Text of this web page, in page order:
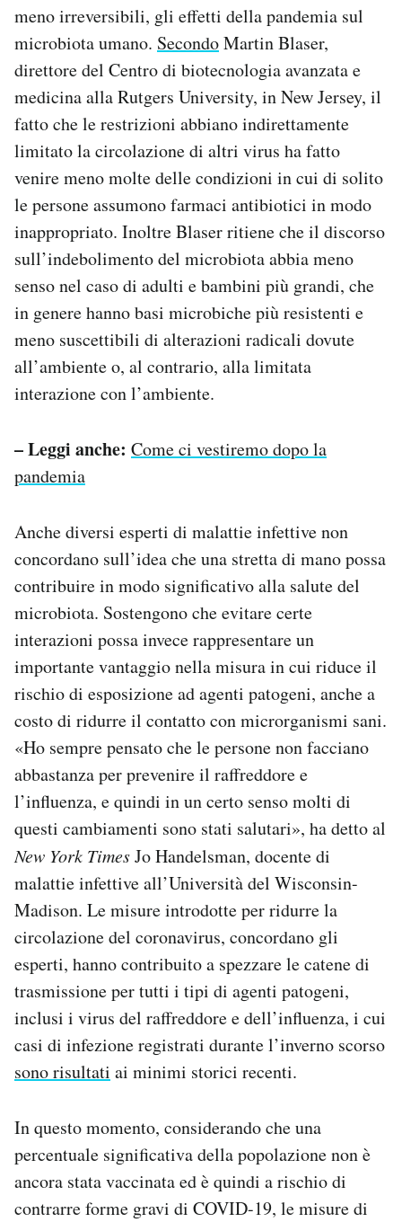
meno irreversibili, gli effetti della pandemia sul
microbiota umano. SecondoMartin Blaser,
direttore del Centro di biotecnologia avanzata e
medicina alla Rutgers University, in New Jersey, il
fatto che le restrizioni abbiano indirettamente
limitato la circolazione di altri virus ha fatto
venire meno molte delle condizioni in cui di solito
le persone assumono farmaci antibiotici in modo
inappropriato. Inoltre Blaser ritiene che il discorso
sull’indebolimento del microbiota abbia meno
senso nel caso di adulti e bambini più grandi, che
in genere hanno basi microbiche più resistenti e
meno suscettibili di alterazioni radicali dovute
all’ambiente o, al contrario, alla limitata
interazione con l’ambiente.
– Leggi anche: Come ci vestiremo dopo la
pandemia
Anche diversi esperti di malattie infettive non
concordano sull’idea che una stretta di mano possa
contribuire in modo significativo alla salute del
microbiota. Sostengono che evitare certe
interazioni possa invece rappresentare un
importante vantaggio nella misura in cui riduce il
rischio di esposizione ad agenti patogeni, anche a
costo di ridurre il contatto con microrganismi sani.
«Ho sempre pensato che le persone non facciano
abbastanza per prevenire il raffreddore e
l’influenza, e quindi in un certo senso molti di
questi cambiamenti sono stati salutari», ha detto al
New York TimesJo Handelsman, docente di
malattie infettive all’Università del Wisconsin-
Madison. Le misure introdotte per ridurre la
circolazione del coronavirus, concordano gli
esperti, hanno contribuito a spezzare le catene di
trasmissione per tutti i tipi di agenti patogeni,
inclusi i virus del raffreddore e dell’influenza, i cui
casi di infezione registrati durante l’inverno scorso
sono risultati ai minimi storici recenti.
In questo momento, considerando che una
percentuale significativa della popolazione non è
ancora stata vaccinata ed è quindi a rischio di
contrarre forme gravi di COVID-19, le misure di